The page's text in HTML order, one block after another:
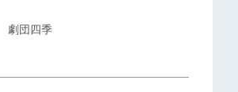
劇団四季